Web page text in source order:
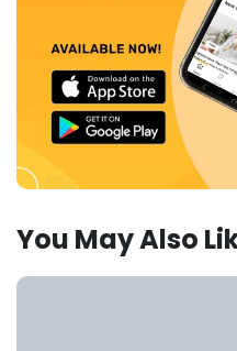
You May Also